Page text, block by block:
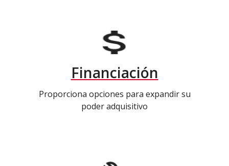
Financiación
Proporciona opciones para expandir su
poder adquisitivo